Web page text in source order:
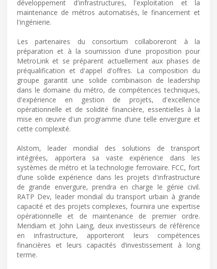
développement d'infrastructures, l'exploitation et la
maintenance de métros automatisés, le financement et
l'ingénierie.
Les partenaires du consortium collaboreront à la
préparation et à la soumission d'une proposition pour
MetroLink et se préparent actuellement aux phases de
préqualification et d'appel d'offres. La composition du
groupe garantit une solide combinaison de leadership
dans le domaine du métro, de compétences techniques,
d'expérience en gestion de projets, d'excellence
opérationnelle et de solidité financière, essentielles à la
mise en œuvre d'un programme d’une telle envergure et
cette complexité.
Alstom, leader mondial des solutions de transport
intégrées, apportera sa vaste expérience dans les
systèmes de métro et la technologie ferroviaire. FCC, fort
d’une solide expérience dans les projets d'infrastructure
de grande envergure, prendra en charge le génie civil.
RATP Dev, leader mondial du transport urbain à grande
capacité et des projets complexes, fournira une expertise
opérationnelle et de maintenance de premier ordre.
Meridiam et John Laing, deux investisseurs de référence
en infrastructure, apporteront leurs compétences
financières et leurs capacités d’investissement à long
terme.